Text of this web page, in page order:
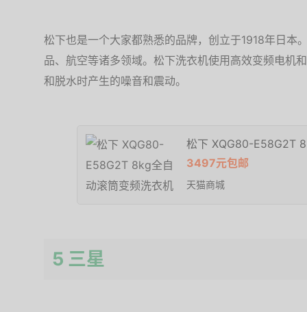
松下也是一个大家都熟悉的品牌，创立于1918年日本
品、航空等诸多领域。松下洗衣机使用高效变频电机
和脱水时产生的噪音和震动。
松下 XQG80-E58G2T
3497元包邮
天猫商城
5 三星